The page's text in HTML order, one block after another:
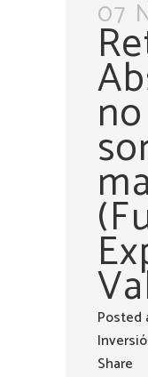
07
Posted
Share